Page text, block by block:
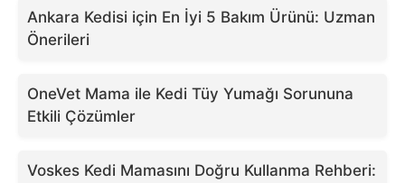
Ankara Kedisi için En İyi 5 Bakım Ürünü: Uzman
Önerileri
OneVet Mama ile Kedi Tüy Yumağı Sorununa
Etkili Çözümler
Voskes Kedi Mamasını Doğru Kullanma Rehberi: